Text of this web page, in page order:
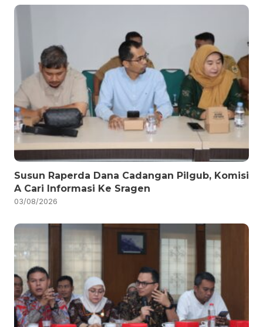
Susun Raperda Dana Cadangan Pilgub, Komisi
A Cari Informasi Ke Sragen
03/08/2026